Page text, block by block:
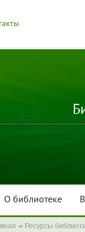
О библиотеке
Ресурсы